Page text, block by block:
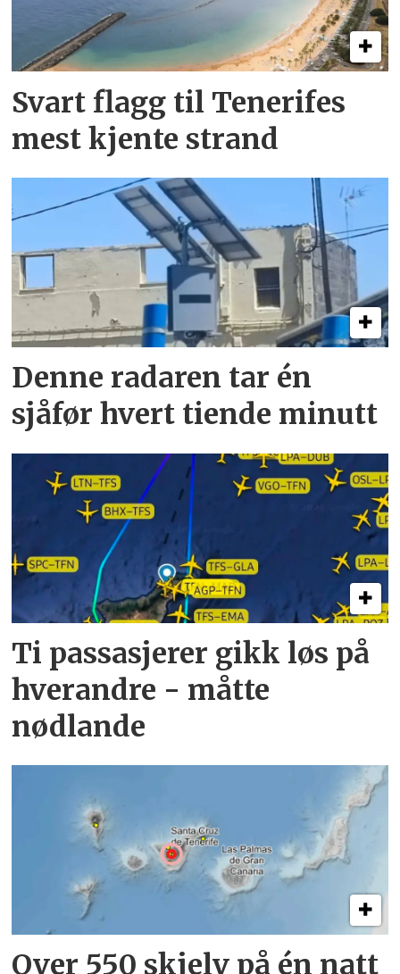
Svart flagg til Tenerifes
mest kjente strand
Denne radaren tar én
sjåfør hvert tiende minutt
Ti passasjerer gikk løs på
hverandre - måtte
nødlande
Over 550 skjelv på én natt